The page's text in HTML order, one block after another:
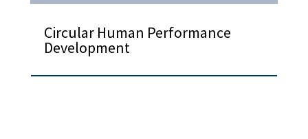
Circular Human Performance
Development